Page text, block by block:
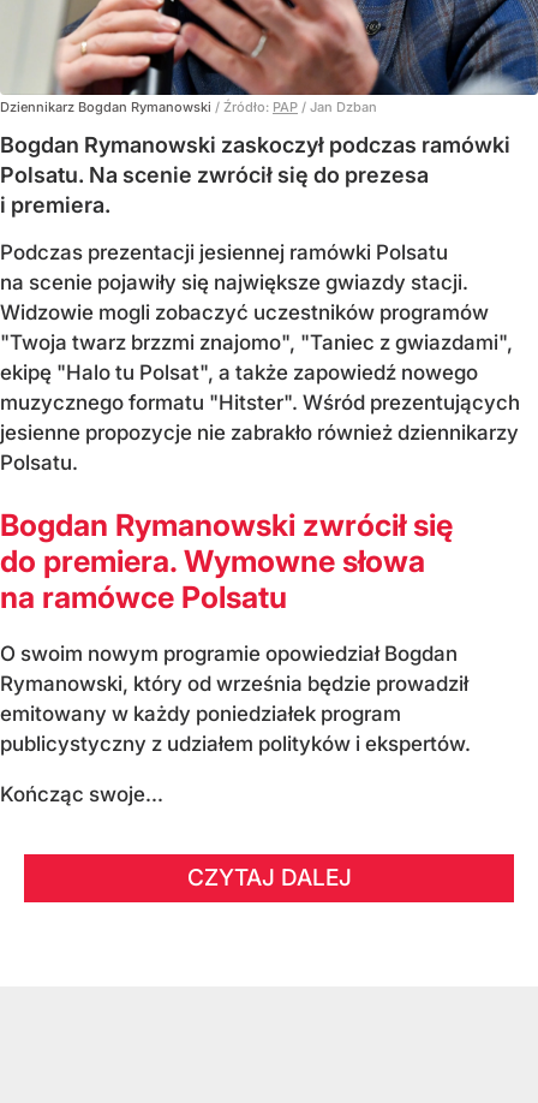
Dziennikarz Bogdan Rymanowski / Źródło: PAP / Jan Dzban
Bogdan Rymanowski zaskoczył podczas ramówki
Polsatu. Na scenie zwrócił się do prezesa
i premiera.
Podczas prezentacji jesiennej ramówki Polsatu
na scenie pojawiły się największe gwiazdy stacji.
Widzowie mogli zobaczyć uczestników programów
"Twoja twarz brzzmi znajomo", "Taniec z gwiazdami",
ekipę "Halo tu Polsat", a także zapowiedź nowego
muzycznego formatu "Hitster". Wśród prezentujących
jesienne propozycje nie zabrakło również dziennikarzy
Polsatu.
Bogdan Rymanowski zwrócił się
do premiera. Wymowne słowa
na ramówce Polsatu
O swoim nowym programie opowiedział Bogdan
Rymanowski, który od września będzie prowadził
emitowany w każdy poniedziałek program
publicystyczny z udziałem polityków i ekspertów.
Kończąc swoje...
CZYTAJ DALEJ